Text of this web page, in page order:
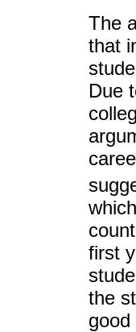
The
that
Due
first
the